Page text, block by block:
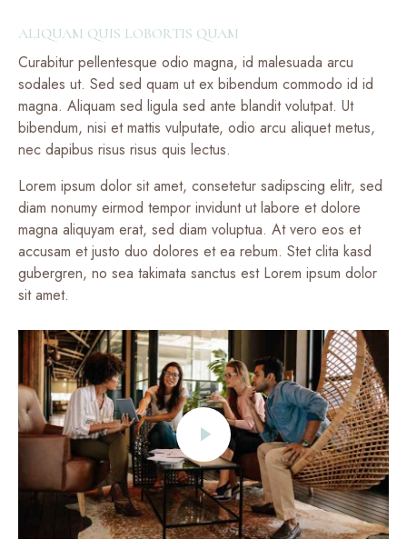
ALIQUAM QUIS LOBORTIS QUAM
Curabitur pellentesque odio magna, id malesuada arcu
sodales ut. Sed sed quam ut ex bibendum commodo id id
magna. Aliquam sed ligula sed ante blandit volutpat. Ut
bibendum, nisi et mattis vulputate, odio arcu aliquet metus,
nec dapibus risus risus quis lectus.
Lorem ipsum dolor sit amet, consetetur sadipscing elitr, sed
diam nonumy eirmod tempor invidunt ut labore et dolore
magna aliquyam erat, sed diam voluptua. At vero eos et
accusam et justo duo dolores et ea rebum. Stet clita kasd
gubergren, no sea takimata sanctus est Lorem ipsum dolor
sit amet.